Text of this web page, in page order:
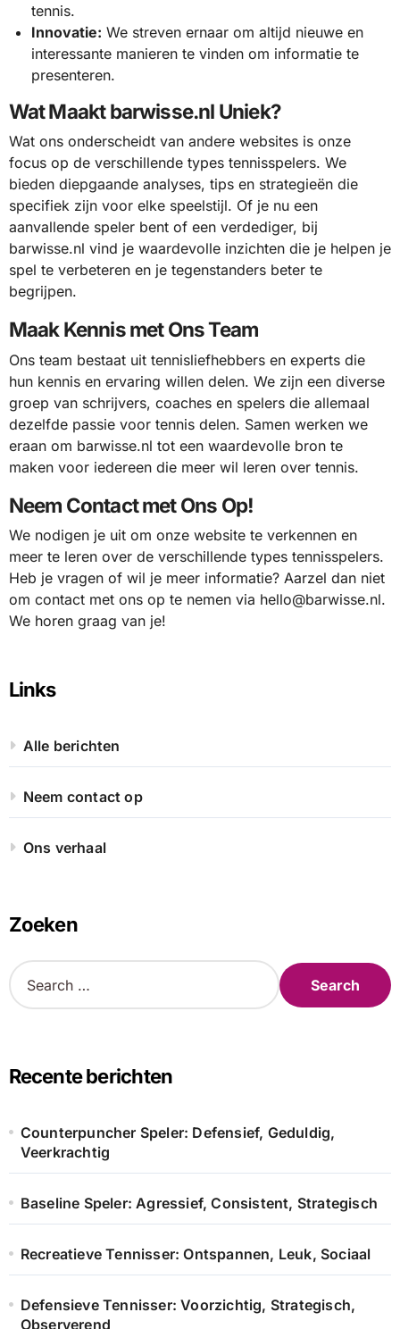
tennis.
Innovatie: We streven ernaar om altijd nieuwe en
interessante manieren te vinden om informatie te
presenteren.
Wat Maakt barwisse.nl Uniek?
Wat ons onderscheidt van andere websites is onze
focus op de verschillende types tennisspelers. We
bieden diepgaande analyses, tips en strategieën die
specifiek zijn voor elke speelstijl. Of je nu een
aanvallende speler bent of een verdediger, bij
barwisse.nl vind je waardevolle inzichten die je helpen je
spel te verbeteren en je tegenstanders beter te
begrijpen.
Maak Kennis met Ons Team
Ons team bestaat uit tennisliefhebbers en experts die
hun kennis en ervaring willen delen. We zijn een diverse
groep van schrijvers, coaches en spelers die allemaal
dezelfde passie voor tennis delen. Samen werken we
eraan om barwisse.nl tot een waardevolle bron te
maken voor iedereen die meer wil leren over tennis.
Neem Contact met Ons Op!
We nodigen je uit om onze website te verkennen en
meer te leren over de verschillende types tennisspelers.
Heb je vragen of wil je meer informatie? Aarzel dan niet
om contact met ons op te nemen via hello@barwisse.nl.
We horen graag van je!
Links
Alle berichten
Neem contact op
Ons verhaal
Zoeken
S
e
h
f
r
Recente berichten
Counterpuncher Speler: Defensief, Geduldig,
Veerkrachtig
Baseline Speler: Agressief, Consistent, Strategisch
Recreatieve Tennisser: Ontspannen, Leuk, Sociaal
Defensieve Tennisser: Voorzichtig, Strategisch,
Observerend